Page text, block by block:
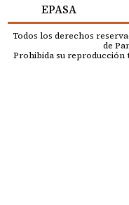
EPASA
Todos los derechos
de
Prohibida su reproducción